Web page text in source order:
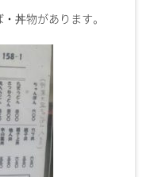
丼物があります。